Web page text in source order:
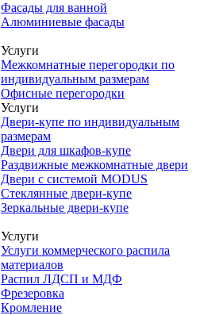
Фасады для ванной
Алюминиевые фасады
Услуги
Межкомнатные перегородки по
индивидуальным размерам
Офисные перегородки
Услуги
Двери-купе по индивидуальным
размерам
Двери для шкафов-купе
Раздвижные межкомнатные двери
Двери с системой MODUS
Стеклянные двери-купе
Зеркальные двери-купе
Услуги
Услуги коммерческого распила
материалов
Распил ЛДСП и МДФ
Фрезеровка
Кромление